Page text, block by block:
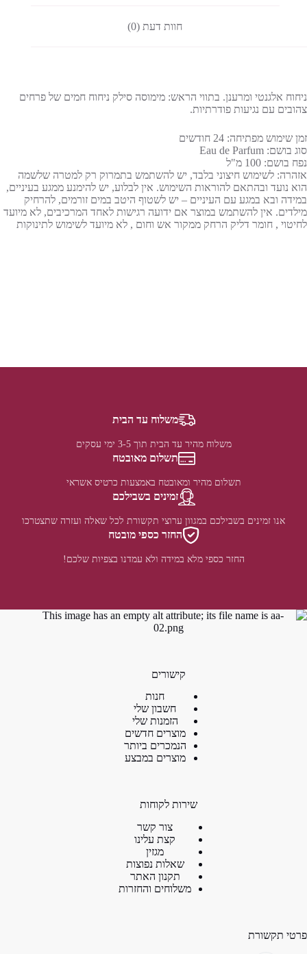
חוות דעת (0)
ניחוח אלגנטי ומרענן. בתווי הראש: מימוסה סילק ניחוח חמים של פרחים
צהובים עם נגיעות פודרתיות.
זמן שימוש מפתיחה: 24 חודשים
סוג בושם: Eau de Parfum
נפח בושם: 100 מ"ל
אזהרה: לשימוש חיצוני בלבד, יש להשתמש בתמרוק רק למטרה שלשמה
הוא נועד ובהתאם להוראות השימוש. אין לבלוע, יש להימנע ממגע בעיניים,
במידה ובא במגע עם העיניים – יש לשטוף היטב במים זורמים, להרחיק
מילדים. אין להשתמש במוצר אם ידועה רגישות לאחד המרכיבים, לא מיועד
לחיטוי , חומר דליק הרחק ממקור אש וחום , לא מיועד לשימוש לתינוקות
משלוח עד הבית
משלוח מהיר עד הבית תוך 3-5 ימי עסקים
תשלום מאובטח
תשלום מהיר ומאובטח באמצעות כרטיס אשראי
זמינים בשבילכם
אנו זמינים בשבילכם במגוון ערוצי תקשורת לכל שאלה ועזרה שתצטרכו
החזר כספי מובטח
החזר כספי מלא במידה ולא עמדנו בצפיות שלכם!
קישורים
חנות
חשבון שלי
הזמנות שלי
מוצרים חדשים
הנמכרים ביותר
מוצרים במבצע
שירות לקוחות
צור קשר
קצת עלינו
מגזין
שאלות נפוצות
תקנון האתר
משלוחים והחזרות
פרטי תקשורת